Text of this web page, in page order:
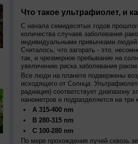
Что такое ультрафиолет, и
С начала семидесятых годов
количества случаев заболевания
индивидуальными привычками
Считалось, что загорать - это,
так, и чрезмерное пребывание на
увеличению риска заболевания
Все люди на планете подвержены
исходящего от Солнца.
радиация) соответствует диапазону
нанометров и подразделяется на три
A 315-400 nm
B 280-315 nm
C 100-280 nm
По мере прохождения лучей сквозь